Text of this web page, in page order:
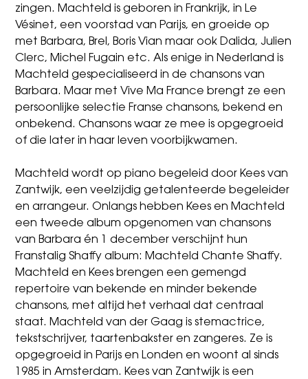
zingen. Machteld is geboren in Frankrijk, in Le
Vésinet, een voorstad van Parijs, en groeide op
met Barbara, Brel, Boris Vian maar ook Dalida, Julien
Clerc, Michel Fugain etc. Als enige in Nederland is
Machteld gespecialiseerd in de chansons van
Barbara. Maar met Vive Ma France brengt ze een
persoonlijke selectie Franse chansons, bekend en
onbekend. Chansons waar ze mee is opgegroeid
of die later in haar leven voorbijkwamen.
Machteld wordt op piano begeleid door Kees van
Zantwijk, een veelzijdig getalenteerde begeleider
en arrangeur. Onlangs hebben Kees en Machteld
een tweede album opgenomen van chansons
van Barbara én 1 december verschijnt hun
Franstalig Shaffy album: Machteld Chante Shaffy.
Machteld en Kees brengen een gemengd
repertoire van bekende en minder bekende
chansons, met altijd het verhaal dat centraal
staat. Machteld van der Gaag is stemactrice,
tekstschrijver, taartenbakster en zangeres. Ze is
opgegroeid in Parijs en Londen en woont al sinds
1985 in Amsterdam. Kees van Zantwijk is een